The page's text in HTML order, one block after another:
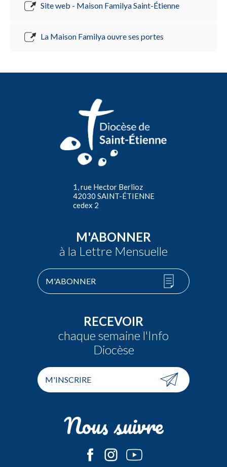
Site web - Maison Familya Saint-Étienne
La Maison Familya ouvre ses portes
1, rue Hector Berlioz
42030 SAINT-ÉTIENNE
cedex 2
M'ABONNER
à la Lettre Mensuelle
M'ABONNER
RECEVOIR
chaque semaine l'Info
Diocèse
M'INSCRIRE
Nous suivre